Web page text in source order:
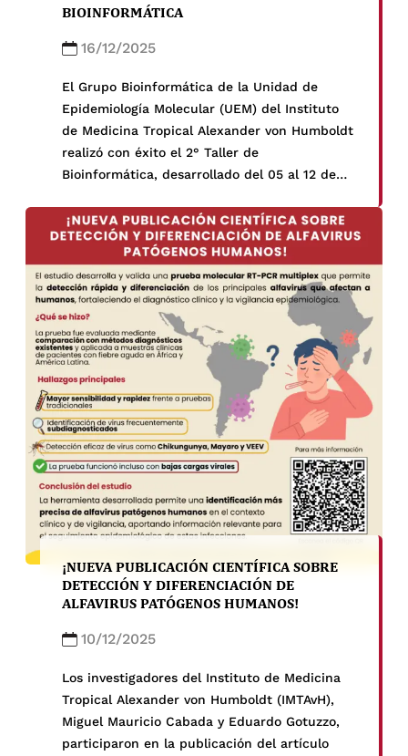
BIOINFORMÁTICA
16/12/2025
El Grupo Bioinformática de la Unidad de
Epidemiología Molecular (UEM) del Instituto
de Medicina Tropical Alexander von Humboldt
realizó con éxito el 2° Taller de
Bioinformática, desarrollado del 05 al 12 de
asistentes interesados en fortalecer sus
capacidades en el análisis computacional de
datos biológicos.
¡NUEVA PUBLICACIÓN CIENTÍFICA SOBRE
DETECCIÓN Y DIFERENCIACIÓN DE
ALFAVIRUS PATÓGENOS HUMANOS!
10/12/2025
Los investigadores del Instituto de Medicina
Tropical Alexander von Humboldt (IMTAvH),
Miguel Mauricio Cabada y Eduardo Gotuzzo,
participaron en la publicación del artículo